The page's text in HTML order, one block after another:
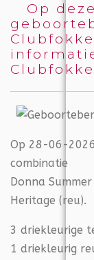
Op
Op 28-06-
combinatie
Donna
Heritage (reu).
3 driekleurige
1 driekleurig